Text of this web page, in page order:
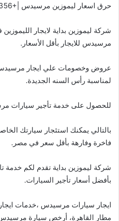
حرق اسعار ليموزين مرسيدس |+201101555356
شركة ليموزين بداية لايجار
مرسيدس للايجار بأقل الأسعار.
لمناسبة رأس السنه الجديدة.
للحصول على خدمة تأجير سيارات
بالتالي يمكنك استئجار سيارتك
فاخرة وفارهة بأقل سعر في مصر.
شركة ليموزين بداية تقدم لكم
بأفضل أسعار تأجير السيارات.
ايجار سيارات مرسيدس ،خدمات
مطار القاهرة، أرخص سيارة مرسيدس